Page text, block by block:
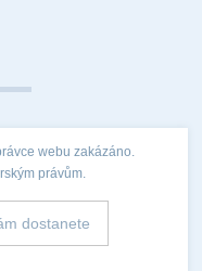
webu zakázáno.
právům.
dostanete